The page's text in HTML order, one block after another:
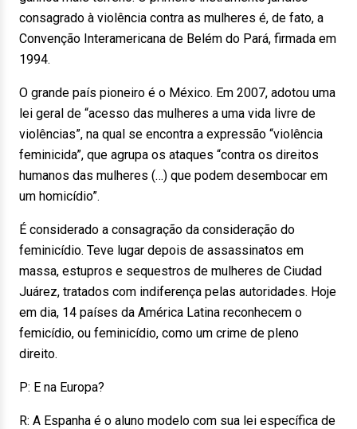
consagrado à violência contra as mulheres é, de fato, a
Convenção Interamericana de Belém do Pará, firmada em
1994.
O grande país pioneiro é o México. Em 2007, adotou uma
lei geral de “acesso das mulheres a uma vida livre de
violências”, na qual se encontra a expressão “violência
feminicida”, que agrupa os ataques “contra os direitos
humanos das mulheres (…) que podem desembocar em
um homicídio”.
É considerado a consagração da consideração do
feminicídio. Teve lugar depois de assassinatos em
massa, estupros e sequestros de mulheres de Ciudad
Juárez, tratados com indiferença pelas autoridades. Hoje
em dia, 14 países da América Latina reconhecem o
femicídio, ou feminicídio, como um crime de pleno
direito.
P: E na Europa?
R: A Espanha é o aluno modelo com sua lei específica de